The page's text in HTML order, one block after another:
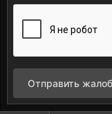
Отправить